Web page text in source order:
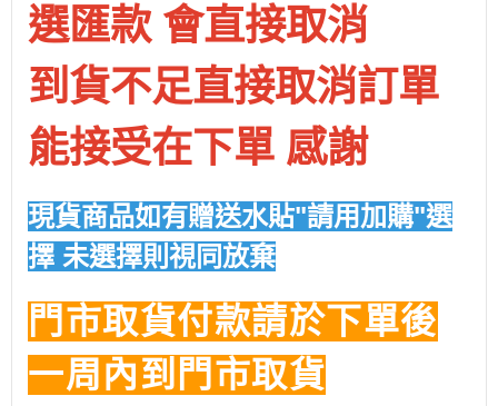
選匯款 會直接取消
到貨不足直接取消訂單
能接受在下單 感謝
現貨商品如有贈送水貼"請用加購"選
擇 未選擇則視同放棄
門市取貨付款請於下單後
一周內到門市取貨